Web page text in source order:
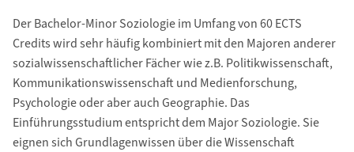
Der Bachelor-Minor Soziologie im Umfang von 60 ECTS
Credits wird sehr häufig kombiniert mit den Majoren anderer
sozialwissenschaftlicher Fächer wie z.B. Politikwissenschaft,
Kommunikationswissenschaft und Medienforschung,
Psychologie oder aber auch Geographie. Das
Einführungsstudium entspricht dem Major Soziologie. Sie
eignen sich Grundlagenwissen über die Wissenschaft